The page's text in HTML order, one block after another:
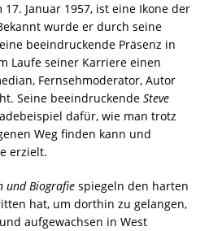
17. Januar 1957, ist eine Ikone der
wurde er durch seine
beeindruckende Präsenz in
Laufe seiner Karriere einen
Fernsehmoderator, Autor
Seine beeindruckende Steve
dafür, wie man trotz
Weg finden kann und
erzielt.
und Biografie spiegeln den harten
hat, um dorthin zu gelangen,
aufgewachsen in West